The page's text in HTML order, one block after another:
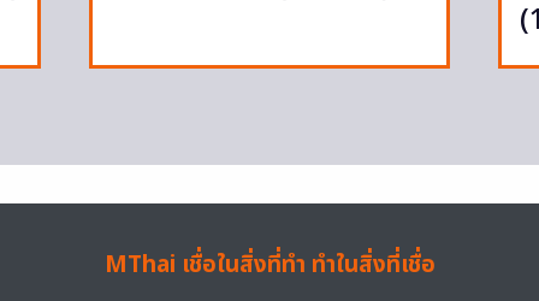
MThai เชื่อในสิ่งที่ทำ ทำในสิ่งที่เชื่อ